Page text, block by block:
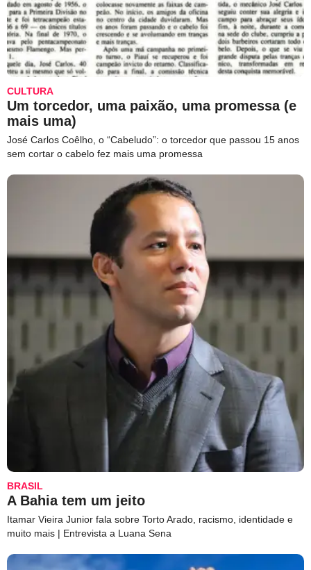
CULTURA
Um torcedor, uma paixão, uma promessa (e
mais uma)
José Carlos Coêlho, o “Cabeludo”: o torcedor que passou 15 anos
sem cortar o cabelo fez mais uma promessa
BRASIL
A Bahia tem um jeito
Itamar Vieira Junior fala sobre Torto Arado, racismo, identidade e
muito mais | Entrevista a Luana Sena